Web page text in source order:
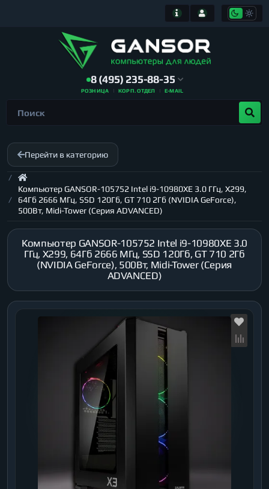
8 (495) 235-88-35
РОЗНИЦА КОРП. ОТДЕЛ E-MAIL
Перейти в категорию
Компьютер GANSOR-105752 Intel i9-10980XE 3.0 ГГц, X299,
64Гб 2666 МГц, SSD 120Гб, GT 710 2Гб (NVIDIA GeForce),
500Вт, Midi-Tower (Серия ADVANCED)
Компьютер GANSOR-105752 Intel i9-10980XE 3.0
ГГц, X299, 64Гб 2666 МГц, SSD 120Гб, GT 710 2Гб
(NVIDIA GeForce), 500Вт, Midi-Tower (Серия
ADVANCED)